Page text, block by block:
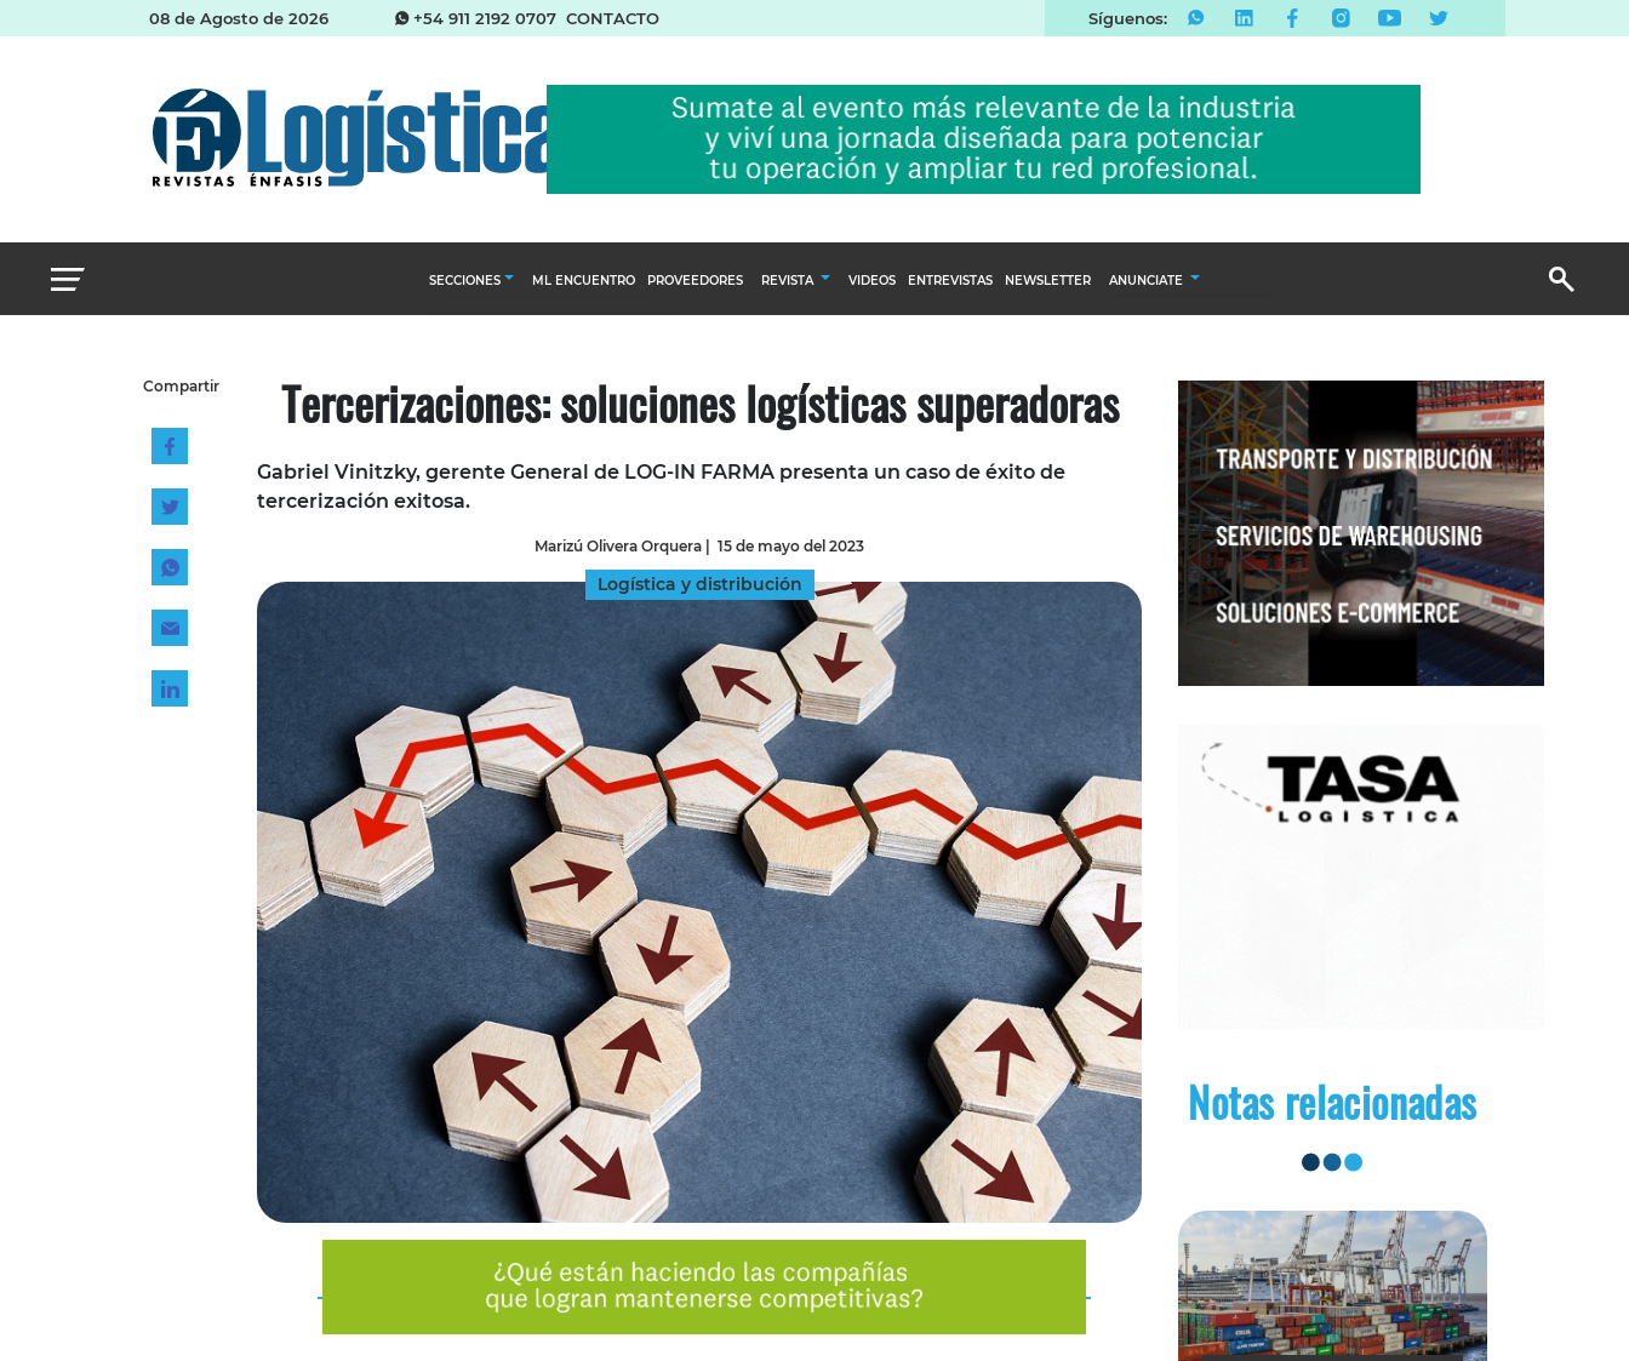
08 de Agosto de 2026 +54 911 2192 0707 CONTACTO Síguenos:
SECCIONES
Almacenes e inventarios
Logística y distribución
ML ENCUENTRO PROVEEDORES REVISTA
INGRESAR
SUSCRÍBASE
VIDEOS ENTREVISTAS NEWSLETTER ANUNCIATE
Email Marketing
Branded Content
Publicidad Revista
Compartir Tercerizaciones: soluciones logísticas superadoras
Gabriel Vinitzky, gerente General de LOG-IN FARMA presenta un caso de éxito de
tercerización exitosa.
Marizú Olivera Orquera 15 de mayo del 2023
Logística y distribución
Notas relacionadas